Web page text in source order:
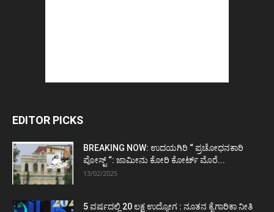
EDITOR PICKS
BREAKING NOW: ಉದಯಗಿರಿ “ ಪ್ರಚೋಧನಕಾರಿ
ಪೋಸ್ಟ್‌ “: ಜಾಮೀನು ಕೋರಿ ಕೋರ್ಟ್‌ ಮೊರೆ...
13/02/2025
5 ವರ್ಷದಲ್ಲಿ 20 ಲಕ್ಷ ಉದ್ಯೋಗ : ನೂತನ ಕೈಗಾರಿಕಾ ನೀತಿ